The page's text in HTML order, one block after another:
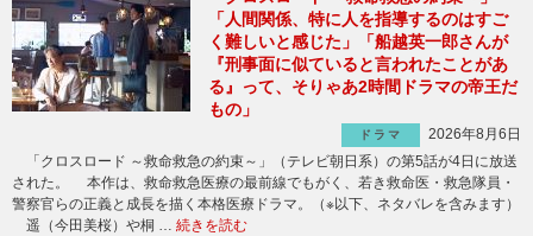
「人間関係、特に人を指導するのはすご
く難しいと感じた」「船越英一郎さんが
『刑事面に似ていると言われたことがあ
る』って、そりゃあ2時間ドラマの帝王だ
もの」
ドラマ
2026年8月6日
「クロスロード ～救命救急の約束～」（テレビ朝日系）の第5話が4日に放送
された。 本作は、救命救急医療の最前線でもがく、若き救命医・救急隊員・
警察官らの正義と成長を描く本格医療ドラマ。（※以下、ネタバレを含みます）
遥（今田美桜）や桐 … 続きを読む